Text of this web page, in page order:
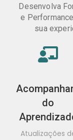
Desenvolva
e
sua
do
Atualizações